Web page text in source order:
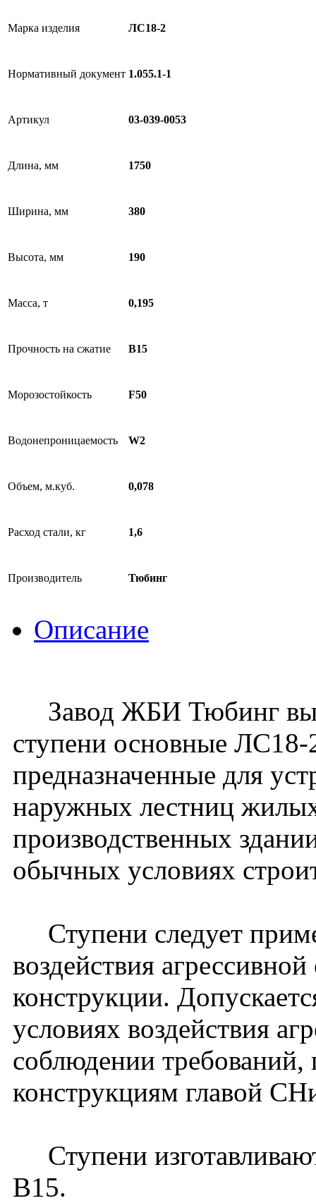
Марка изделия ЛС18-2
Нормативный документ 1.055.1-1
Артикул 03-039-0053
Длина, мм 1750
Ширина, мм 380
Высота, мм 190
Масса, т 0,195
Прочность на сжатие B15
Морозостойкость F50
Водонепроницаемость W2
Объем, м.куб. 0,078
Расход стали, кг 1,6
Производитель Тюбинг
Описание
Завод ЖБИ Тюбинг
ступени основные
предназначенные для
наружных лестниц
производственных
обычных условиях
Ступени следует
воздействия
конструкции.
условиях воздействия
соблюдении
конструкциям главой
Ступени
В15.